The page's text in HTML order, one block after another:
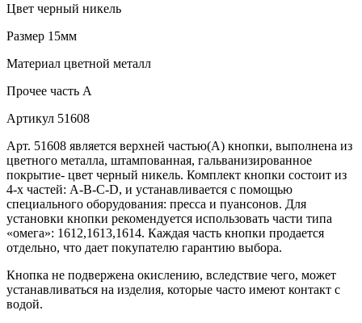
Цвет черный никель
Размер 15мм
Материал цветной металл
Прочее часть A
Артикул 51608
Арт. 51608 является верхней частью(А) кнопки, выполнена из
цветного металла, штампованная, гальванизированное
покрытие- цвет черный никель. Комплект кнопки состоит из
4-х частей: А-В-С-D, и устанавливается с помощью
специального оборудования: пресса и пуансонов. Для
установки кнопки рекомендуется использовать части типа
«омега»: 1612,1613,1614. Каждая часть кнопки продается
отдельно, что дает покупателю гарантию выбора.
Кнопка не подвержена окислению, вследствие чего, может
устанавливаться на изделия, которые часто имеют контакт с
водой.